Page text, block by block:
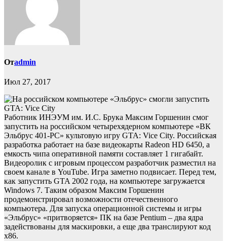
Отadmin
Июл 27, 2017
Работник ИНЭУМ им. И.С. Брука Максим Горшенин смог
запустить на российском четырехядерном компьютере «ВК
Эльбрус 401-PC» культовую игру GTA: Vice City. Российская
разработка работает на базе видеокарты Radeon HD 6450, а
емкость чипа оперативной памяти составляет 1 гигабайт.
Видеоролик с игровым процессом разработчик разместил на
своем канале в YouTube. Игра заметно подвисает. Перед тем,
как запустить GTA 2002 года, на компьютере загружается
Windows 7. Таким образом Максим Горшенин
продемонстрировал возможности отечественного
компьютера. Для запуска операционной системы и игры
«Эльбрус» «притворяется» ПК на базе Pentium – два ядра
задействованы для маскировки, а еще два транслируют код
х86.